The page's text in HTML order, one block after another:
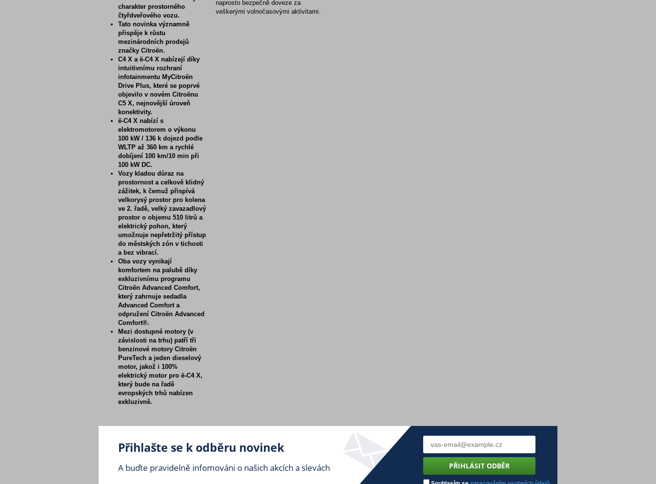
charakter prostorného
čtyřdveřového vozu.
Tato novinka významně
přispěje k růstu
mezinárodních prodejů
značky Citroën.
C4 X a ë-C4 X nabízejí díky
intuitivnímu rozhraní
infotainmentu MyCitroën
Drive Plus, které se poprvé
objevilo v novém Citroënu
C5 X, nejnovější úroveň
konektivity.
ë-C4 X nabízí s
elektromotorem o výkonu
100 kW / 136 k dojezd podle
WLTP až 360 km a rychlé
dobíjení 100 km/10 min při
100 kW DC.
Vozy kladou důraz na
prostornost a celkově klidný
zážitek, k čemuž přispívá
velkorysý prostor pro kolena
ve 2. řadě, velký zavazadlový
prostor o objemu 510 litrů a
elektrický pohon, který
umožnuje nepřetržitý přístup
do městských zón v tichosti
a bez vibrací.
Oba vozy vynikají
komfortem na palubě díky
exkluzivnímu programu
Citroën Advanced Comfort,
který zahrnuje sedadla
Advanced Comfort a
odpružení Citroën Advanced
Comfort®.
Mezi dostupné motory (v
závislosti na trhu) patří tři
benzinové motory Citroën
PureTech a jeden dieselový
motor, jakož i 100%
elektrický motor pro ë-C4 X,
který bude na řadě
evropských trhů nabízen
exkluzivně.
naprosto bezpečně doveze za
veškerými volnočasovými aktivitami.
Přihlašte se k odběru novinek
A buďte pravidelně infomováni o našich akcích a slevách